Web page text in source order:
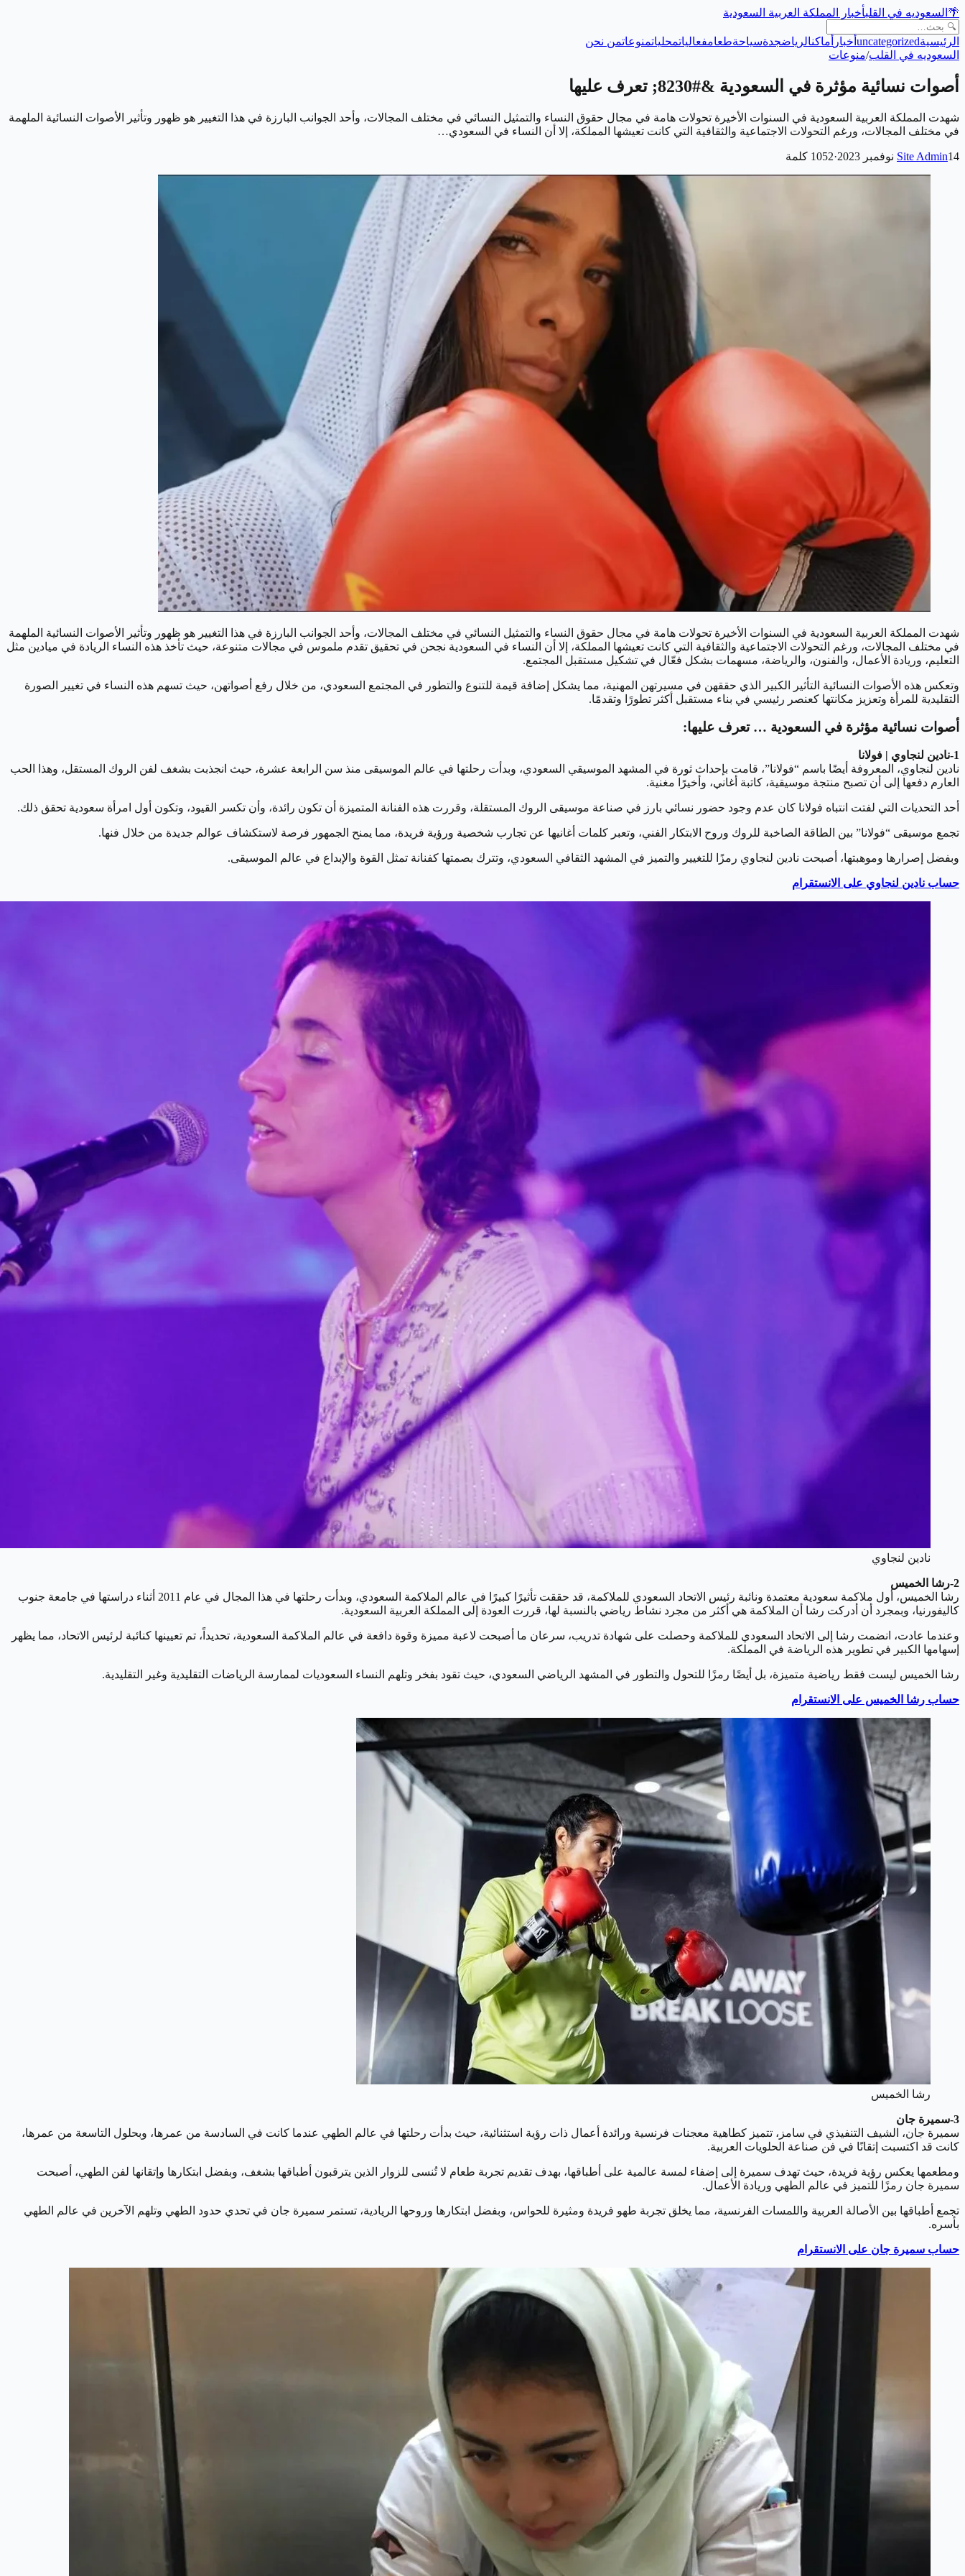
🌴 السعوديه في القلبأخبار المملكة العربية السعودية
الرئيسيةuncategorized أخبار أماكنالرياضجدةسياحةطعامفعالياتمحلياتمنوعاتمن نحن
السعوديه في القلب/منوعات
أصوات نسائية مؤثرة في السعودية &#8230; تعرف عليها
شهدت المملكة العربية السعودية في السنوات الأخيرة تحولات هامة في مجال حقوق النساء والتمثيل النسائي في مختلف المجالات، وأحد الجوانب البارزة في هذا التغيير هو ظهور وتأثير الأصوات النسائية الملهمة
في مختلف المجالات، ورغم التحولات الاجتماعية والثقافية التي كانت تعيشها المملكة، إلا أن النساء في السعودي…
Site Admin14 نوفمبر 2023 ·
1052 كلمة
شهدت المملكة العربية السعودية في السنوات الأخيرة تحولات هامة في مجال حقوق النساء والتمثيل النسائي في مختلف المجالات، وأحد الجوانب البارزة في هذا التغيير هو ظهور وتأثير الأصوات النسائية الملهمة
في مختلف المجالات، ورغم التحولات الاجتماعية والثقافية التي كانت تعيشها المملكة، إلا أن النساء في السعودية نجحن في تحقيق تقدم ملموس في مجالات متنوعة، حيث تأخذ هذه النساء الريادة في ميادين مثل
التعليم، وريادة الأعمال، والفنون، والرياضة، مسهمات بشكل فعّال في تشكيل مستقبل المجتمع.
وتعكس هذه الأصوات النسائية التأثير الكبير الذي حققهن في مسيرتهن المهنية، مما يشكل إضافة قيمة للتنوع والتطور في المجتمع السعودي، من خلال رفع أصواتهن، حيث تسهم هذه النساء في تغيير الصورة
التقليدية للمرأة وتعزيز مكانتها كعنصر رئيسي في بناء مستقبل أكثر تطورًا وتقدمًا.
أصوات نسائية مؤثرة في السعودية … تعرف عليها:
1-نادين لنجاوي | فولانا
نادين لنجاوي، المعروفة أيضًا باسم “فولانا”، قامت بإحداث ثورة في المشهد الموسيقي السعودي، وبدأت رحلتها في عالم الموسيقى منذ سن الرابعة عشرة، حيث انجذبت بشغف لفن الروك المستقل، وهذا الحب
العارم دفعها إلى أن تصبح منتجة موسيقية، كاتبة أغاني، وأخيرًا مغنية.
أحد التحديات التي لفتت انتباه فولانا كان عدم وجود حضور نسائي بارز في صناعة موسيقى الروك المستقلة، وقررت هذه الفنانة المتميزة أن تكون رائدة، وأن تكسر القيود، وتكون أول امرأة سعودية تحقق ذلك.
تجمع موسيقى “فولانا” بين الطاقة الصاخبة للروك وروح الابتكار الفني، وتعبر كلمات أغانيها عن تجارب شخصية ورؤية فريدة، مما يمنح الجمهور فرصة لاستكشاف عوالم جديدة من خلال فنها.
وبفضل إصرارها وموهبتها، أصبحت نادين لنجاوي رمزًا للتغيير والتميز في المشهد الثقافي السعودي، وتترك بصمتها كفنانة تمثل القوة والإبداع في عالم الموسيقى.
حساب نادين لنجاوي على الانستقرام
نادين لنجاوي
2-رشا الخميس
رشا الخميس، أول ملاكمة سعودية معتمدة ونائبة رئيس الاتحاد السعودي للملاكمة، قد حققت تأثيرًا كبيرًا في عالم الملاكمة السعودي، وبدأت رحلتها في هذا المجال في عام 2011 أثناء دراستها في جامعة جنوب
كاليفورنيا، وبمجرد أن أدركت رشا أن الملاكمة هي أكثر من مجرد نشاط رياضي بالنسبة لها، قررت العودة إلى المملكة العربية السعودية.
وعندما عادت، انضمت رشا إلى الاتحاد السعودي للملاكمة وحصلت على شهادة تدريب، سرعان ما أصبحت لاعبة مميزة وقوة دافعة في عالم الملاكمة السعودية، تحديداً، تم تعيينها كنائبة لرئيس الاتحاد، مما يظهر
إسهامها الكبير في تطوير هذه الرياضة في المملكة.
رشا الخميس ليست فقط رياضية متميزة، بل أيضًا رمزًا للتحول والتطور في المشهد الرياضي السعودي، حيث تقود بفخر وتلهم النساء السعوديات لممارسة الرياضات التقليدية وغير التقليدية.
حساب رشا الخميس على الانستقرام
رشا الخميس
3-سميرة جان
سميرة جان، الشيف التنفيذي في سامز، تتميز كطاهية معجنات فرنسية ورائدة أعمال ذات رؤية استثنائية، حيث بدأت رحلتها في عالم الطهي عندما كانت في السادسة من عمرها، وبحلول التاسعة من عمرها،
كانت قد اكتسبت إتقانًا في فن صناعة الحلويات العربية.
ومطعمها يعكس رؤية فريدة، حيث تهدف سميرة إلى إضفاء لمسة عالمية على أطباقها، بهدف تقديم تجربة طعام لا تُنسى للزوار الذين يترقبون أطباقها بشغف، وبفضل ابتكارها وإتقانها لفن الطهي، أصبحت
سميرة جان رمزًا للتميز في عالم الطهي وريادة الأعمال.
تجمع أطباقها بين الأصالة العربية واللمسات الفرنسية، مما يخلق تجربة طهو فريدة ومثيرة للحواس، وبفضل ابتكارها وروحها الريادية، تستمر سميرة جان في تحدي حدود الطهي وتلهم الآخرين في عالم الطهي
بأسره.
حساب سميرة جان على الانستقرام